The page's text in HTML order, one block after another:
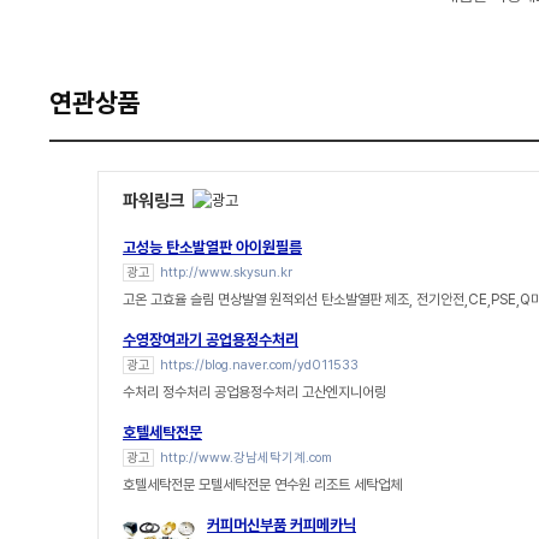
연관상품
파워링크
고성능 탄소발열판 아이원필름
광고 http://www.skysun.kr
고온 고효율 슬림 면상발열 원적외선 탄소발열판 제조, 전기안전,CE,PSE,Q
수영장여과기 공업용정수처리
광고 https://blog.naver.com/yd011533
수처리 정수처리 공업용정수처리 고산엔지니어링
호텔세탁전문
광고 http://www.강남세탁기계.com
호텔세탁전문 모텔세탁전문 연수원 리조트 세탁업체
커피머신부품 커피메카닉